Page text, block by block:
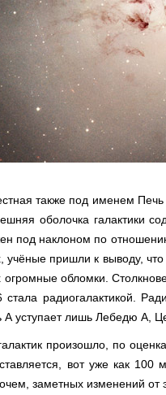
также под именем
оболочка галактики
под наклоном по
учёные пришли к выводу,
огромные обломки.
стала радиогалактикой.
уступает лишь Лебедю А,
произошло, по
вот уже как 100
заметных изменений от